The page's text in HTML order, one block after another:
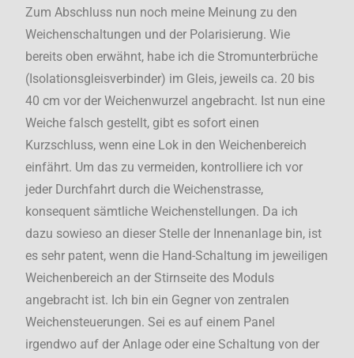
Zum Abschluss nun noch meine Meinung zu den
Weichenschaltungen und der Polarisierung. Wie
bereits oben erwähnt, habe ich die Stromunterbrüche
(Isolationsgleisverbinder) im Gleis, jeweils ca. 20 bis
40 cm vor der Weichenwurzel angebracht. Ist nun eine
Weiche falsch gestellt, gibt es sofort einen
Kurzschluss, wenn eine Lok in den Weichenbereich
einfährt. Um das zu vermeiden, kontrolliere ich vor
jeder Durchfahrt durch die Weichenstrasse,
konsequent sämtliche Weichenstellungen. Da ich
dazu sowieso an dieser Stelle der Innenanlage bin, ist
es sehr patent, wenn die Hand-Schaltung im jeweiligen
Weichenbereich an der Stirnseite des Moduls
angebracht ist. Ich bin ein Gegner von zentralen
Weichensteuerungen. Sei es auf einem Panel
irgendwo auf der Anlage oder eine Schaltung von der